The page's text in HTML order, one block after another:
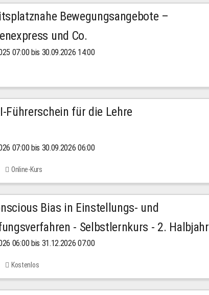
Bewegungsangebote –
und Co.
07:00 bis 30.09.2026 14:00
Führerschein für die Lehre
07:00 bis 30.09.2026 06:00
Online-Kurs
Bias in Einstellungs- und
- Selbstlernkurs - 2. Halbjahr
06:00 bis 31.12.2026 07:00
Kostenlos